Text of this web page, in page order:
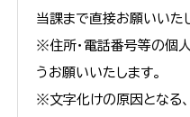
当課まで直接お願いいた
※住所・電話番号等の個
うお願いいたします。
※文字化けの原因となる